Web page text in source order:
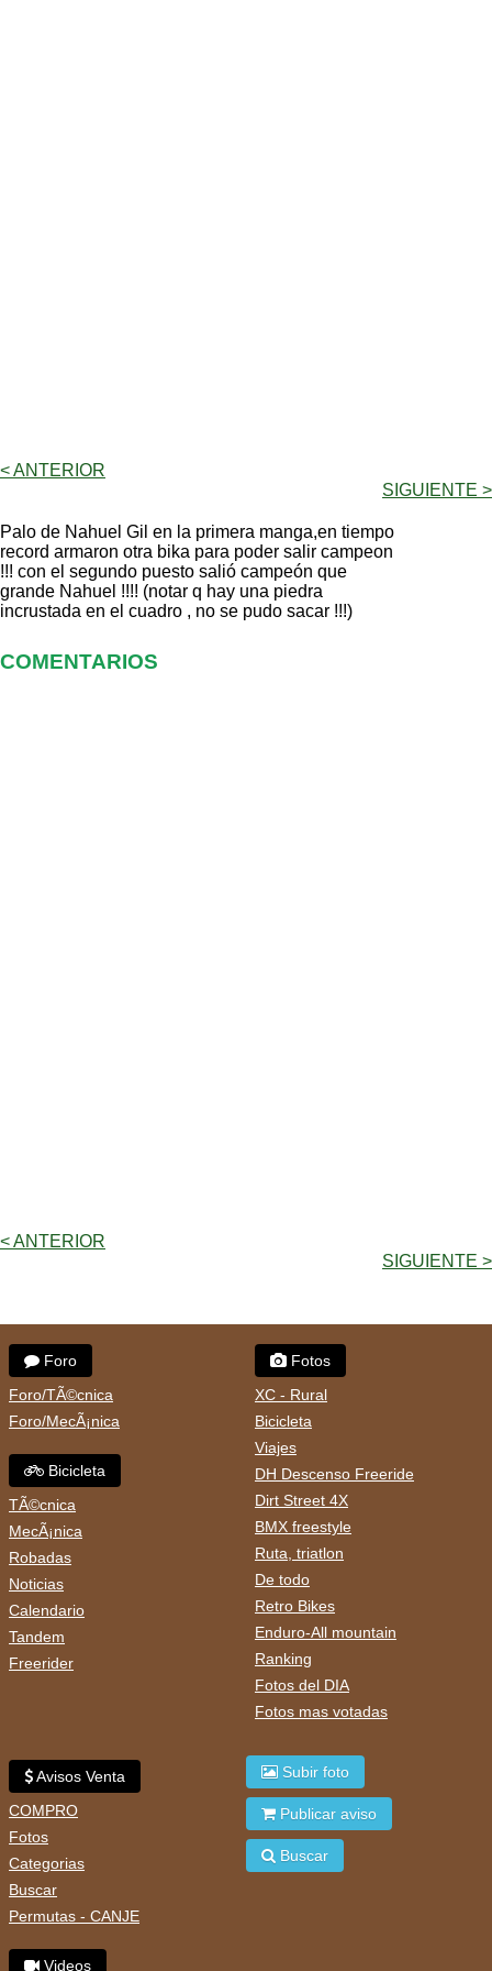
< ANTERIOR
SIGUIENTE >
Palo de Nahuel Gil en la primera manga,en tiempo
record armaron otra bika para poder salir campeon
!!! con el segundo puesto salió campeón que
grande Nahuel !!!! (notar q hay una piedra
incrustada en el cuadro , no se pudo sacar !!!)
COMENTARIOS
< ANTERIOR
SIGUIENTE >
Foro
Foro/TÃ©cnica
Foro/MecÃ¡nica
Bicicleta
TÃ©cnica
MecÃ¡nica
Robadas
Noticias
Calendario
Tandem
Freerider
Fotos
XC - Rural
Bicicleta
Viajes
DH Descenso Freeride
Dirt Street 4X
BMX freestyle
Ruta, triatlon
De todo
Retro Bikes
Enduro-All mountain
Ranking
Fotos del DIA
Fotos mas votadas
Avisos Venta
COMPRO
Fotos
Categorias
Buscar
Permutas - CANJE
Videos
Subir foto
Publicar aviso
Buscar